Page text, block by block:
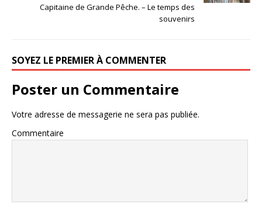
Capitaine de Grande Pêche. – Le temps des
souvenirs
SOYEZ LE PREMIER À COMMENTER
Poster un Commentaire
Votre adresse de messagerie ne sera pas publiée.
Commentaire